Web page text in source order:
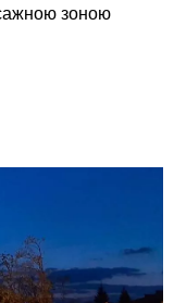
зоною